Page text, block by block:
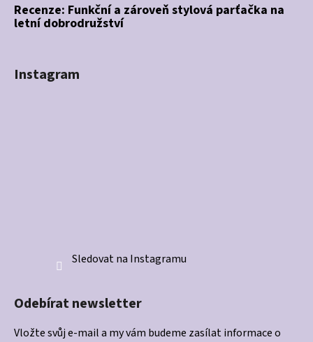
Recenze: Funkční a zároveň stylová parťačka na
letní dobrodružství
Instagram
Sledovat na Instagramu
Odebírat newsletter
Vložte svůj e-mail a my vám budeme zasílat informace o